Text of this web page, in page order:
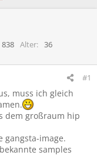
838 Alter
36
#1
muss ich gleich
dem großraum hip
gangsta-image.
samples